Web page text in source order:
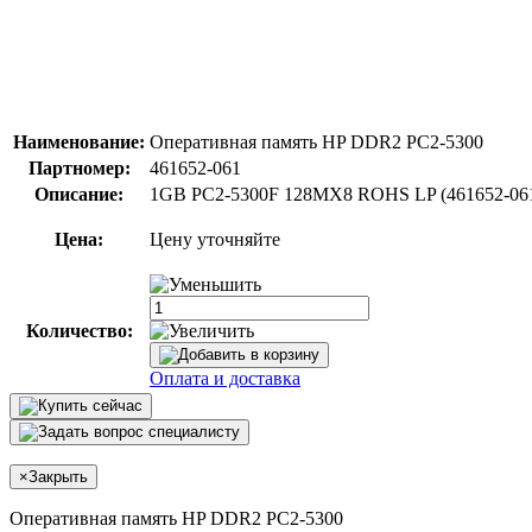
Наименование: Оперативная память HP DDR2 PC2-5300
Партномер:
461652-061
Описание:
1GB PC2-5300F 128MX8 ROHS LP (461652-
Цена: Цену уточняйте
Количество:
Оплата и доставка
×Закрыть
Оперативная память HP DDR2 PC2-5300